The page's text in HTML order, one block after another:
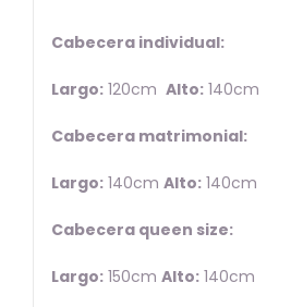
Cabecera individual:
Largo:120cm Alto:140cm
Cabecera matrimonial:
Largo:140cm Alto:140cm
Cabecera queen size:
Largo:150cm Alto:140cm